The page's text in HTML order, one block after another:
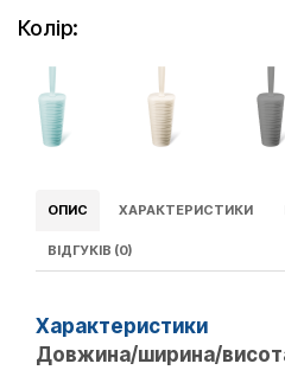
Колір:
ОПИС ХАРАКТЕРИСТИКИ
ВІДГУКІВ (0)
Характеристики
Довжина/ширина/